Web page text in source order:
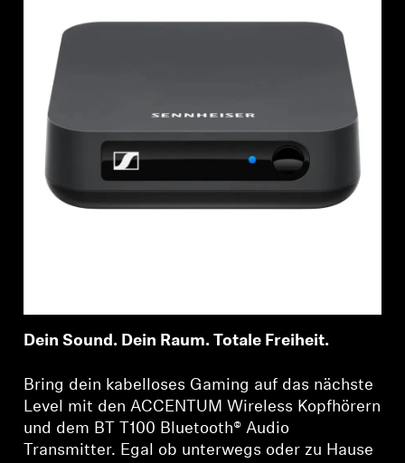
Dein Sound. Dein Raum. Totale Freiheit.
Bring dein kabelloses Gaming auf das nächste
Level mit den ACCENTUM Wireless Kopfhörern
und dem BT T100 Bluetooth® Audio
Transmitter. Egal ob unterwegs oder zu Hause